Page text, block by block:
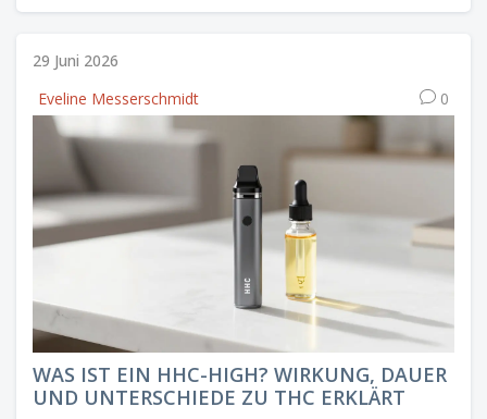
29 Juni 2026
Eveline Messerschmidt
0
WAS IST EIN HHC-HIGH? WIRKUNG, DAUER
UND UNTERSCHIEDE ZU THC ERKLÄRT